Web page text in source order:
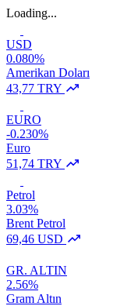
Loading...
USD
0.080%
Amerikan Doları
43,77 TRY
EURO
-0.230%
Euro
51,74 TRY
Petrol
3.03%
Brent Petrol
69,46 USD
GR. ALTIN
2.56%
Gram Altın